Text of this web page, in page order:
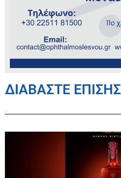
ΔΙΑΒΑΣΤΕ ΕΠΙΣΗΣ